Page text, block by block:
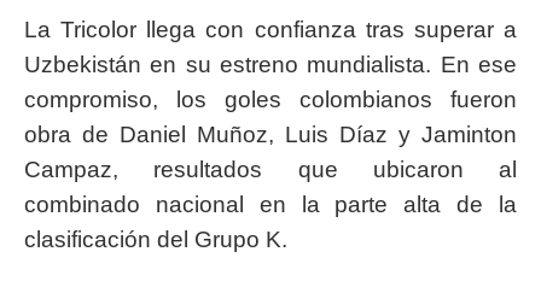
La Tricolor llega con confianza tras superar a
Uzbekistán en su estreno mundialista. En ese
compromiso, los goles colombianos fueron
obra de Daniel Muñoz, Luis Díaz y Jaminton
Campaz, resultados que ubicaron al
combinado nacional en la parte alta de la
clasificación del Grupo K.